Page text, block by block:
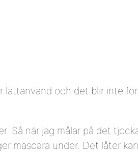
och det blir inte
Så när jag målar på det
mascara under. Det låter